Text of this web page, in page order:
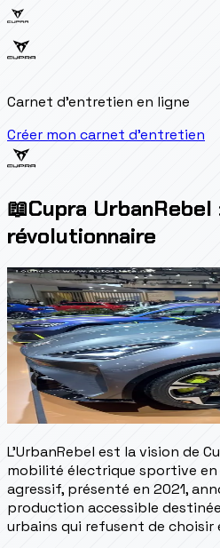
Carnet d'entretien en ligne
Créer mon carnet d'entretien
📖Cupra
révolutionnaire
L'UrbanRebel est la vision de
mobilité électrique sportive en
agressif, présenté en 2021,
production accessible
urbains qui refusent de